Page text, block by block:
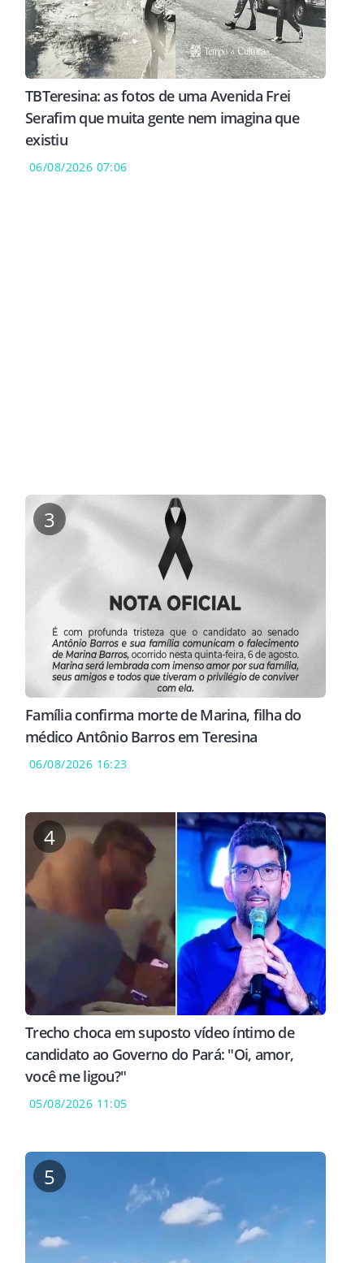
TBTeresina: as fotos de uma Avenida Frei
Serafim que muita gente nem imagina que
existiu
06/08/2026 07:06
3
Família confirma morte de Marina, filha do
médico Antônio Barros em Teresina
06/08/2026 16:23
4
Trecho choca em suposto vídeo íntimo de
candidato ao Governo do Pará: "Oi, amor,
você me ligou?"
05/08/2026 11:05
5